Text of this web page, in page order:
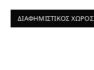
ΔΙΑΦΗΜΙΣΤΙΚΌΣ ΧΏΡΟΣ